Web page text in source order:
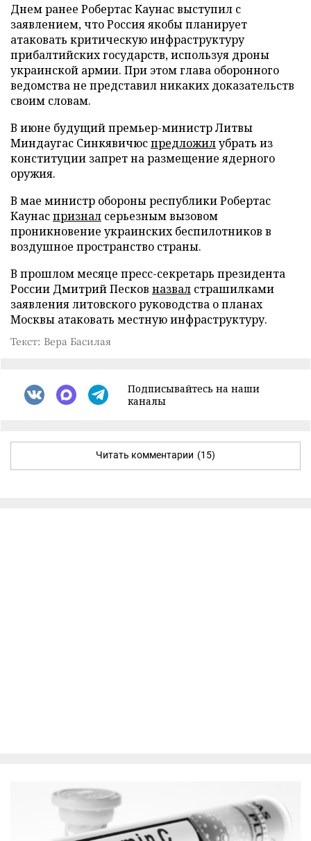
Днем ранее Робертас Каунас выступил с
заявлением, что Россия якобы планирует
атаковать критическую инфраструктуру
прибалтийских государств, используя дроны
украинской армии. При этом глава оборонного
ведомства не представил никаких доказательств
своим словам.
В июне будущий премьер-министр Литвы
Миндаугас Синкявичюспредложилубрать из
конституции запрет на размещение ядерного
оружия.
В мае министр обороны республики Робертас
Каунаспризнал серьезным вызовом
проникновение украинских беспилотников в
воздушное пространство страны.
В прошлом месяце пресс-секретарь президента
России Дмитрий Песков назвал страшилками
заявления литовского руководства о планах
Москвы атаковать местную инфраструктуру.
Текст: Вера Басилая
Подписывайтесь на наши
каналы
Читать комментарии (15)